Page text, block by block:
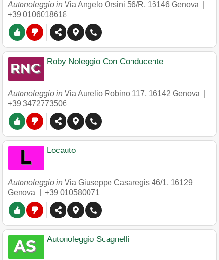
Autonoleggio in Via Angelo Orsini 56/R, 16146 Genova
+39 0106018618
Roby Noleggio Con Conducente
Autonoleggio in Via Aurelio Robino 117, 16142 Genova
+39 3472773506
Locauto
Autonoleggio in Via Giuseppe Casaregis 46/1, 16129
Genova
+39 010580071
Autonoleggio Scagnelli